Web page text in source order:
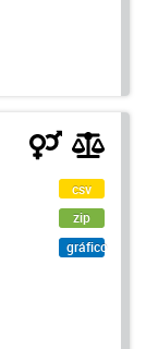
csv
zip
gráfico